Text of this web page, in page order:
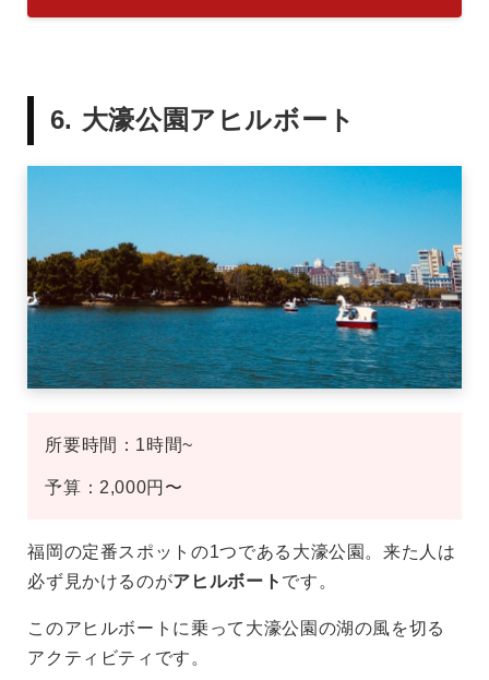
6. 大濠公園アヒルボート
所要時間：1時間~
予算：2,000円〜
福岡の定番スポットの1つである大濠公園。来た人は
必ず見かけるのがアヒルボート です。
このアヒルボートに乗って大濠公園の湖の風を切る
アクティビティです。